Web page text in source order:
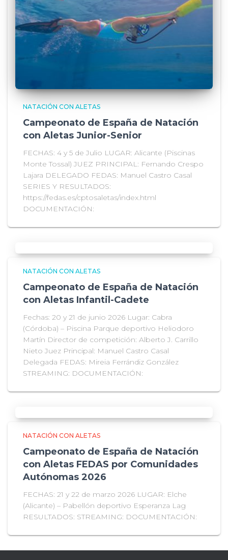
NATACIÓN CON ALETAS
Campeonato de España de Natación
con Aletas Junior-Senior
FECHAS: 4 y 5 de Julio LUGAR: Alicante (Piscinas
Monte Tossal) JUEZ PRINCIPAL: Fernando Crespo
Lajara DELEGADO FEDAS: Manuel Castro Casal
SERIES Y RESULTADOS:
https://fedas.es/cptosaletas/index.html
DOCUMENTACIÓN:
NATACIÓN CON ALETAS
Campeonato de España de Natación
con Aletas Infantil-Cadete
Fechas: 20 y 21 de junio 2026 Lugar: Cabra
(Córdoba) – Piscina Parque deportivo Heliodoro
Martín Director de competición: Alberto J. Carrillo
Nieto Juez Principal: Manuel Castro Casal
Delegada FEDAS: Mireia Ferrándiz González
STREAMING: DOCUMENTACIÓN:
NATACIÓN CON ALETAS
Campeonato de España de Natación
con Aletas FEDAS por Comunidades
Autónomas 2026
FECHAS: 21 y 22 de marzo 2026 LUGAR: Elche
(Alicante) – Pabellón deportivo Esperanza Lag
RESULTADOS: STREAMING: DOCUMENTACIÓN: